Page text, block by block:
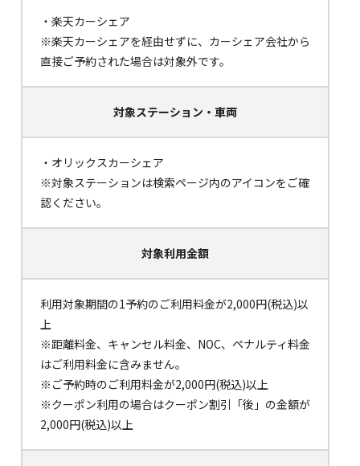
・楽天カーシェア
※楽天カーシェアを経由せずに、カーシェア会社から
直接ご予約された場合は対象外です。
対象ステーション・ 車両
・オリックスカーシェア
※対象ステーションは検索ページ内のアイコンをご確
認ください。
対象利用金額
利用対象期間の1予約のご利用料金が2,000円(税込)以
上
※距離料金、キャンセル料金、NOC、ペナルティ料金
はご利用料金に含みません。
※ご予約時のご利用料金が2,000円(税込)以上
※クーポン利用の場合はクーポン割引「後」の金額が
2,000円(税込)以上